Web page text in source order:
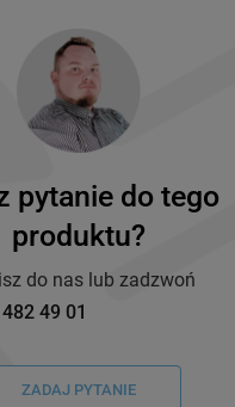
pytanie do tego
produktu?
do nas lub zadzwoń
49 01
ZADAJ PYTANIE